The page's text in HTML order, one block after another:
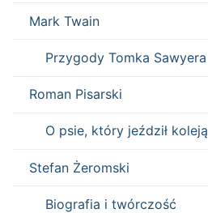
Mark Twain
Przygody Tomka Sawyera
Roman Pisarski
O psie, który jeździł koleją
Stefan Żeromski
Biografia i twórczość